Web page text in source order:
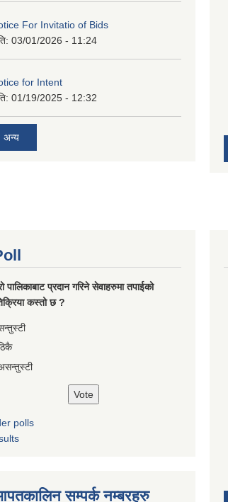
For Invitatio of Bids
03/01/2026 - 11:24
for Intent
01/19/2025 - 12:32
अन्य
पालिकाबाट प्रदान गरिने सेवाहरुमा तपाईको
कस्तो छ ?
polls
सम्पर्क नम्बरहरु